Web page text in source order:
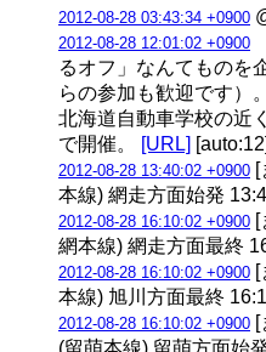
2012-08-28 03:43:34 +0900
2012-08-28 12:01:02 +0900
るオフ」なんてものを
らの参加も歓迎です）
北海道自動車学校の近
で開催。
[URL] [auto:12]
2012-08-28 13:40:02 +0900 [
本線) 網走方面始発
2012-08-28 16:10:02 +0900 [
網本線) 網走方面最終
2012-08-28 16:10:02 +0900 [
本線) 旭川方面最終
2012-08-28 16:10:02 +0900 [
(留萌本線) 留萌方面始